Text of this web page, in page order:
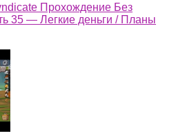
Прохождение Без
35 — Легкие деньги / Планы